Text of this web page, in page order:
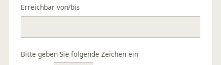
Erreichbar von/bis
Bitte geben Sie folgende Zeichen ein